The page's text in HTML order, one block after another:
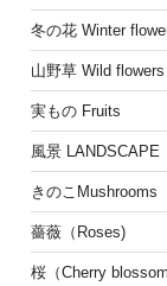
冬の花 Winter
山野草 Wild flowers
実もの Fruits
風景 LANDSCAPE
きのこMushrooms
薔薇（Roses)
桜（Cherry